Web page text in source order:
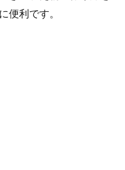
便利です。